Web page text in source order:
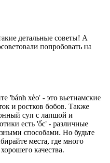
детальные советы! А
попробовать на
'bánh xèo' - это вьетнамские
и ростков бобов. Также
суп с лапшой и
есть 'ốc' - различные
способами. Но будьте
места, где много
качества.